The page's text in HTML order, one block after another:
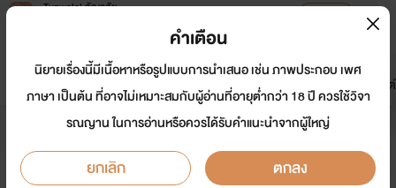
Tunwalai ธัญวลัย
หน้าแรก นิยาย อีบุ๊ก การ์ตูน
มาใหม่
ดรีมแชท ธัญลิสต์
สี่ผัวคลั่งรัก [5P] + [PWP] +
[NC30+]
คำเตือน
นิยายเรื่องนี้มีเนื้อหาหรือรูปแบบการนำเสนอ เช่น ภาพประกอบ เพศ
ภาษา เป็นต้น ที่อาจไม่เหมาะสมกับผู้อ่านที่อายุต่ำกว่า 18 ปี ควรใช้วิจา
รณญาน ในการอ่านหรือควรได้รับคำแนะนำจากผู้ใหญ่
ยกเลิก ตกลง